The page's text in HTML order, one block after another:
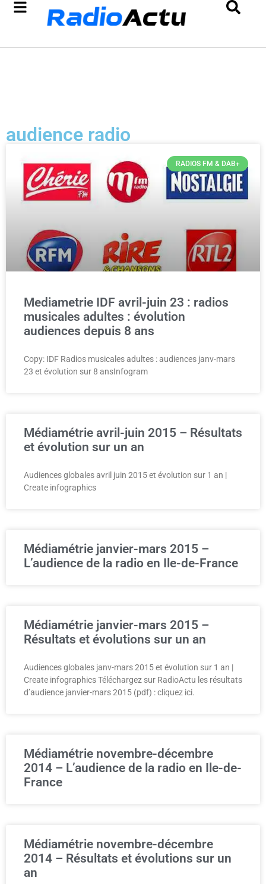
audience radio
RADIOS FM & DAB+
Mediametrie IDF avril-juin 23 : radios
musicales adultes : évolution
audiences depuis 8 ans
Copy: IDF Radios musicales adultes : audiences janv-mars
23 et évolution sur 8 ansInfogram
Médiamétrie avril-juin 2015 – Résultats
et évolution sur un an
Audiences globales avril juin 2015 et évolution sur 1 an |
Create infographics
Médiamétrie janvier-mars 2015 –
L’audience de la radio en Ile-de-France
Médiamétrie janvier-mars 2015 –
Résultats et évolutions sur un an
Audiences globales janv-mars 2015 et évolution sur 1 an |
Create infographics Téléchargez sur RadioActu les résultats
d’audience janvier-mars 2015 (pdf) : cliquez ici.
Médiamétrie novembre-décembre
2014 – L’audience de la radio en Ile-de-
France
Médiamétrie novembre-décembre
2014 – Résultats et évolutions sur un
an